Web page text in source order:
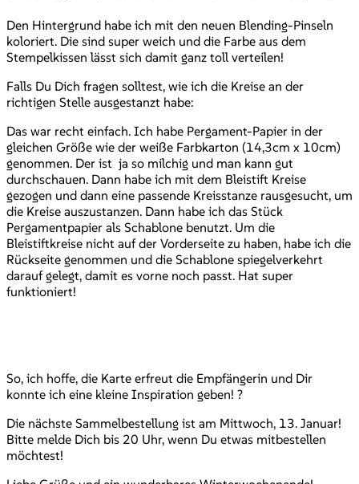
Den Hintergrund habe ich mit den neuen Blending-Pinseln
koloriert. Die sind super weich und die Farbe aus dem
Stempelkissen lässt sich damit ganz toll verteilen!
Falls Du Dich fragen solltest, wie ich die Kreise an der
richtigen Stelle ausgestanzt habe:
Das war recht einfach. Ich habe Pergament-Papier in der
gleichen Größe wie der weiße Farbkarton (14,3cm x 10cm)
genommen. Der ist ja so milchig und man kann gut
durchschauen. Dann habe ich mit dem Bleistift Kreise
gezogen und dann eine passende Kreisstanze rausgesucht, um
die Kreise auszustanzen. Dann habe ich das Stück
Pergamentpapier als Schablone benutzt. Um die
Bleistiftkreise nicht auf der Vorderseite zu haben, habe ich die
Rückseite genommen und die Schablone spiegelverkehrt
darauf gelegt, damit es vorne noch passt. Hat super
funktioniert!
So, ich hoffe, die Karte erfreut die Empfängerin und Dir
konnte ich eine kleine Inspiration geben! ?
Die nächste Sammelbestellung ist am Mittwoch, 13. Januar!
Bitte melde Dich bis 20 Uhr, wenn Du etwas mitbestellen
möchtest!